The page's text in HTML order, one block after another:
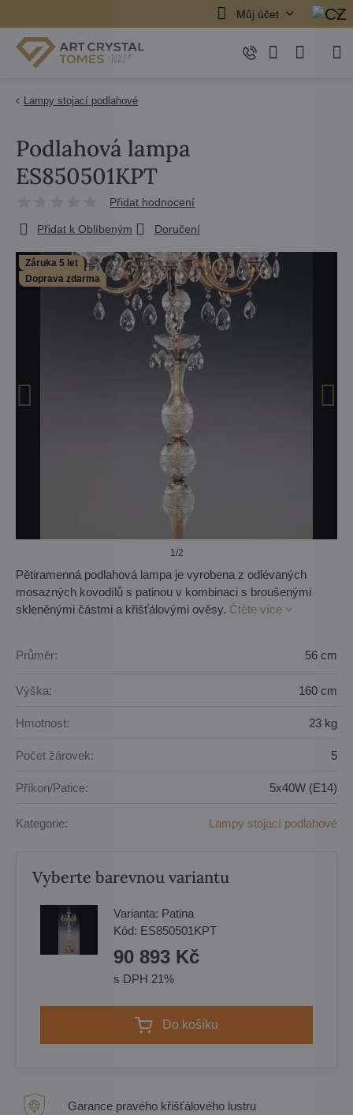
Můj účet
Lampy stojací podlahové
Záruka 5 let
Doprava zdarma
1/2
Podlahová lampa
ES850501KPT
Přidat hodnocení
Přidat k Oblíbeným Doručení
Pětiramenná podlahová lampa je vyrobena z odlévaných
mosazných kovodílů s patinou v kombinaci s broušenými
skleněnými částmi a křišťálovými ověsy. Čtěte více
Průměr: 56 cm
Výška: 160 cm
Hmotnost: 23 kg
Počet žárovek: 5
Příkon/Patice: 5x40W (E14)
Kategorie: Lampy stojací podlahové
Vyberte barevnou variantu
Varianta: Patina
Kód: ES850501KPT
90 893 Kč
s DPH 21%
Do košíku
Garance pravého křišťálového lustru